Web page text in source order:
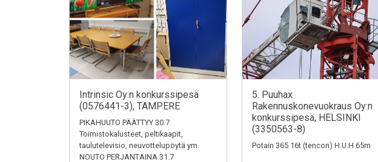
Intrinsic Oy:n konkurssipesä
(0576441-3), TAMPERE
PIKAHUUTO PÄÄTTYY 30.7
Toimistokalusteet, peltikaapit,
taulutelevisio, neuvottelupöytä ym.
NOUTO PERJANTAINA 31.7
5. Puuhax
Rakennuskonevuokraus Oy:n
konkurssipesä, HELSINKI
(3350563-8)
Potain 365 16t (tencon) H.U.H 65m